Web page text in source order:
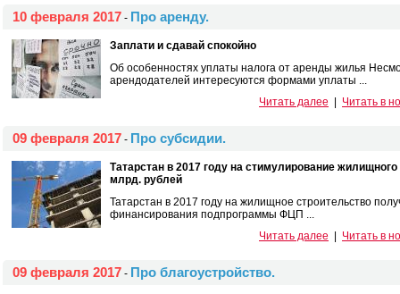
10 февраля 2017 - Про аренду.
Заплати и сдавай спокойно
Об особенностях уплаты налога от аренды жилья
арендодателей интересуются формами уплаты ...
Читать далее
Читать в
09 февраля 2017 - Про субсидии.
Татарстан в 2017 году на стимулирование
млрд. рублей
Татарстан в 2017 году на жилищное строительство
финансирования подпрограммы ФЦП ...
Читать далее
Читать в
09 февраля 2017 - Про благоустройство.